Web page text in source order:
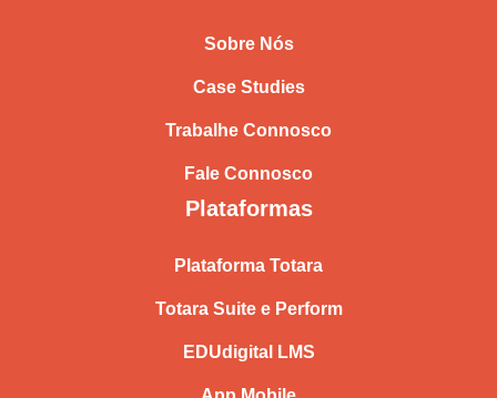
Sobre Nós
Case Studies
Trabalhe Connosco
Fale Connosco
Plataformas
Plataforma Totara
Totara Suite e Perform
EDUdigital LMS